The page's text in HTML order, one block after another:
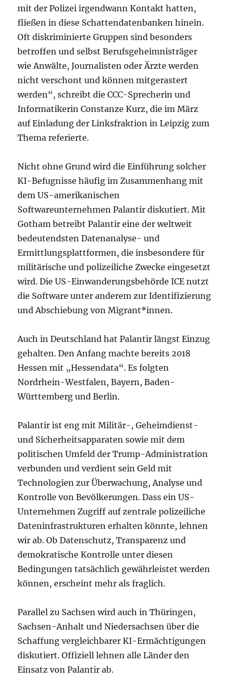
mit der Polizei irgendwann Kontakt hatten,
fließen in diese Schattendatenbanken hinein.
Oft diskriminierte Gruppen sind besonders
betroffen und selbst Berufsgeheimnisträger
wie Anwälte, Journalisten oder Ärzte werden
nicht verschont und können mitgerastert
werden“, schreibt die CCC-Sprecherin und
Informatikerin Constanze Kurz, die im März
auf Einladung der Linksfraktion in Leipzig zum
Thema referierte.
Nicht ohne Grund wird die Einführung solcher
KI-Befugnisse häufig im Zusammenhang mit
dem US-amerikanischen
Softwareunternehmen Palantir diskutiert. Mit
Gotham betreibt Palantir eine der weltweit
bedeutendsten Datenanalyse- und
Ermittlungsplattformen, die insbesondere für
militärische und polizeiliche Zwecke eingesetzt
wird. Die US-Einwanderungsbehörde ICE nutzt
die Software unter anderem zur Identifizierung
und Abschiebung von Migrant*innen.
Auch in Deutschland hat Palantir längst Einzug
gehalten. Den Anfang machte bereits 2018
Hessen mit „Hessendata“. Es folgten
Nordrhein-Westfalen, Bayern, Baden-
Württemberg und Berlin.
Palantir ist eng mit Militär-, Geheimdienst-
und Sicherheitsapparaten sowie mit dem
politischen Umfeld der Trump-Administration
verbunden und verdient sein Geld mit
Technologien zur Überwachung, Analyse und
Kontrolle von Bevölkerungen. Dass ein US-
Unternehmen Zugriff auf zentrale polizeiliche
Dateninfrastrukturen erhalten könnte, lehnen
wir ab. Ob Datenschutz, Transparenz und
demokratische Kontrolle unter diesen
Bedingungen tatsächlich gewährleistet werden
können, erscheint mehr als fraglich.
Parallel zu Sachsen wird auch in Thüringen,
Sachsen-Anhalt und Niedersachsen über die
Schaffung vergleichbarer KI-Ermächtigungen
diskutiert. Offiziell lehnen alle Länder den
Einsatz von Palantir ab.